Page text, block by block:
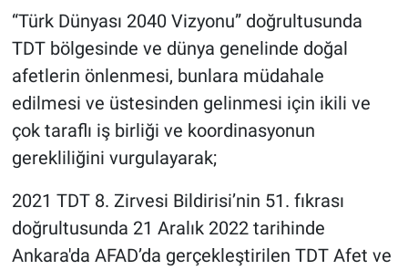
“Türk Dünyası 2040 Vizyonu” doğrultusunda
TDT bölgesinde ve dünya genelinde doğal
afetlerin önlenmesi, bunlara müdahale
edilmesi ve üstesinden gelinmesi için ikili ve
çok taraflı iş birliği ve koordinasyonun
gerekliliğini vurgulayarak;
2021 TDT 8. Zirvesi Bildirisi’nin 51. fıkrası
doğrultusunda 21 Aralık 2022 tarihinde
Ankara'da AFAD’da gerçekleştirilen TDT Afet ve